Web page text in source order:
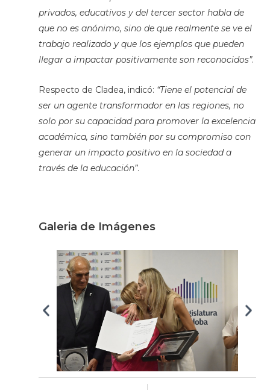
privados, educativos y del tercer sector habla de
que no es anónimo, sino de que realmente se ve el
trabajo realizado y que los ejemplos que pueden
llegar a impactar positivamente son reconocidos”.
Respecto de Cladea, indicó: “Tiene el potencial de
ser un agente transformador en las regiones, no
solo por su capacidad para promover la excelencia
académica, sino también por su compromiso con
generar un impacto positivo en la sociedad a
través de la educación”.
Galeria de Imágenes